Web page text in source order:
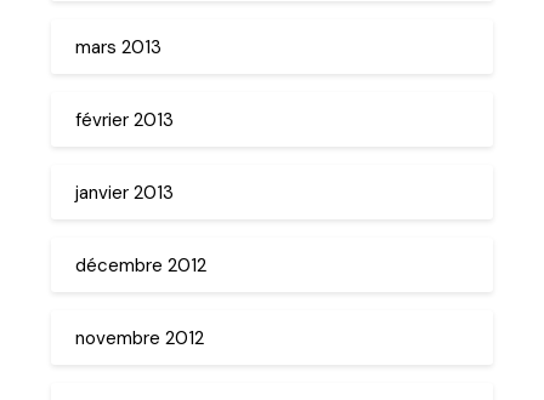
mars 2013
février 2013
janvier 2013
décembre 2012
novembre 2012